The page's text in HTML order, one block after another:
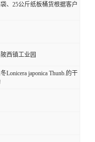
、25公斤纸板桶货根据客户
西镇工业园
Lonicera japonica Thunb.的干